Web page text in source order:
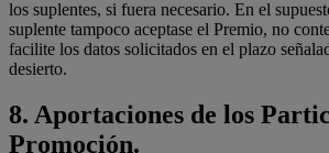
los suplentes, si fuera necesario. En el
suplente tampoco aceptase el Premio, no
facilite los datos solicitados en el plazo
desierto.
8. Aportaciones de los
Promoción.